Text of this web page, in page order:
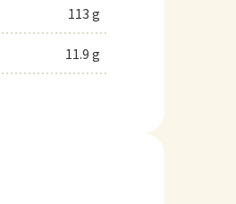
113 g
11.9 g